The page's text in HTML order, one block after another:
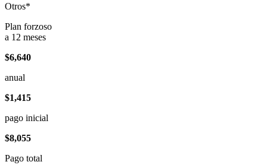
Otros*
Plan forzoso
a 12 meses
$6,640
anual
$1,415
pago inicial
$8,055
Pago total